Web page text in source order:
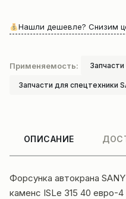
Нашли дешевле? Снизим
Применяемость:
Запчасти для спецтехники
ОПИСАНИЕ
Форсунка автокрана
каменс ISLe 315 40 евро-4